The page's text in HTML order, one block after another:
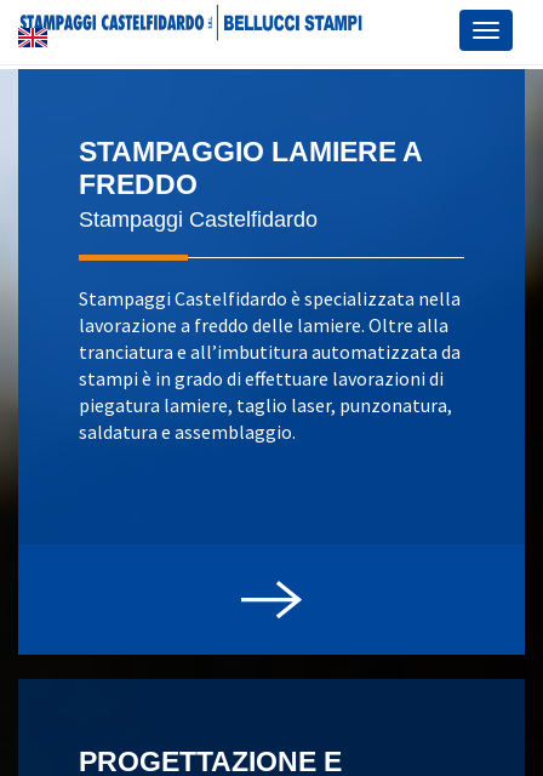
Toggle
STAMPAGGIO LAMIERE A
FREDDO
Stampaggi Castelfidardo
Stampaggi Castelfidardo è specializzata nella
lavorazione a freddo delle lamiere. Oltre alla
tranciatura e all’imbutitura automatizzata da
stampi è in grado di effettuare lavorazioni di
piegatura lamiere, taglio laser, punzonatura,
saldatura e assemblaggio.
PROGETTAZIONE E